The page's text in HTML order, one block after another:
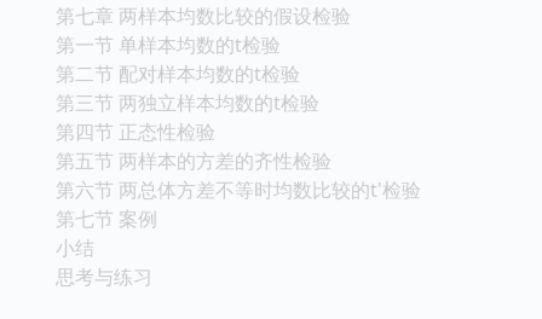
第七章 两样本均数比较的假设检验
第一节 单样本均数的t检验
第二节 配对样本均数的t检验
第三节 两独立样本均数的t检验
第四节 正态性检验
第五节 两样本的方差的齐性检验
第六节 两总体方差不等时均数比较的t'检验
第七节 案例
小结
思考与练习